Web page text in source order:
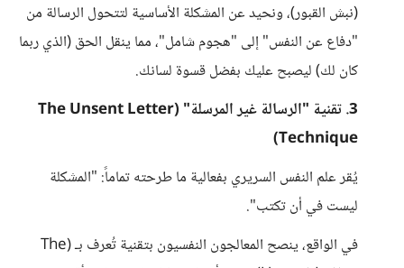
(نبش القبور)، ونحيد عن المشكلة الأساسية لتتحول الرسالة من
"دفاع عن النفس" إلى "هجوم شامل"، مما ينقل الحق (الذي ربما
كان لك) ليصبح عليك بفضل قسوة لسانك.
​3. تقنية "الرسالة غير المرسلة" (The Unsent Letter
Technique)
​يُقر علم النفس السريري بفعالية ما طرحته تماماً: "المشكلة
ليست في أن تكتب".
في الواقع، ينصح المعالجون النفسيون بتقنية تُعرف بـ (The